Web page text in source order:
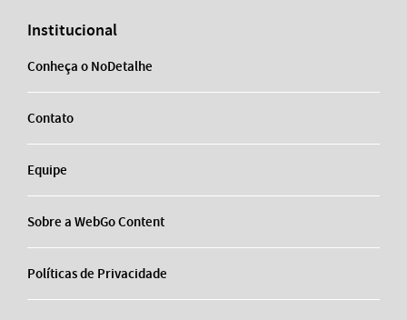
Institucional
Conheça o NoDetalhe
Contato
Equipe
Sobre a WebGo Content
Políticas de Privacidade